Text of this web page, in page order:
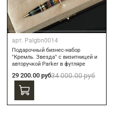
арт. Palgbn0014
Подарочный бизнес-набор
"Кремль. Звезда" с визитницей и
авторучкой Parker в футляре
29 200.00 руб34 000.00 руб